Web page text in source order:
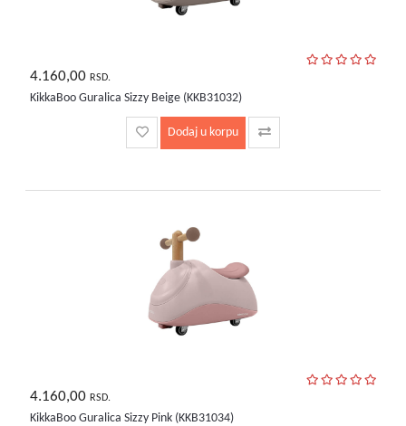
4.160,00 RSD.
KikkaBoo Guralica Sizzy Beige (KKB31032)
Dodaj u korpu
4.160,00 RSD.
KikkaBoo Guralica Sizzy Pink (KKB31034)